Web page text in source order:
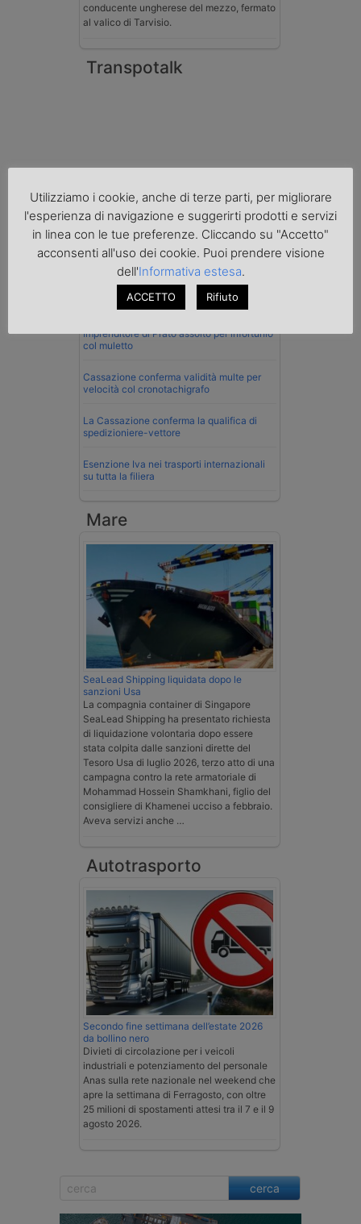
conducente ungherese del mezzo, fermato
al valico di Tarvisio.
Transpotalk
Normativa
sull’autotrasporto
Imprenditore di Prato assolto per infortunio
col muletto
Cassazione conferma validità multe per
velocità col cronotachigrafo
La Cassazione conferma la qualifica di
spedizioniere-vettore
Esenzione Iva nei trasporti internazionali
su tutta la filiera
Mare
SeaLead Shipping liquidata dopo le
sanzioni Usa
La compagnia container di Singapore
SeaLead Shipping ha presentato richiesta
di liquidazione volontaria dopo essere
stata colpita dalle sanzioni dirette del
Tesoro Usa di luglio 2026, terzo atto di una
campagna contro la rete armatoriale di
Mohammad Hossein Shamkhani, figlio del
consigliere di Khamenei ucciso a febbraio.
Aveva servizi anche …
Autotrasporto
Secondo fine settimana dell’estate 2026
da bollino nero
Divieti di circolazione per i veicoli
industriali e potenziamento del personale
Anas sulla rete nazionale nel weekend che
apre la settimana di Ferragosto, con oltre
25 milioni di spostamenti attesi tra il 7 e il 9
agosto 2026.
cerca
Utilizziamo i cookie, anche di terze parti, per migliorare
l'esperienza di navigazione e suggerirti prodotti e servizi
in linea con le tue preferenze. Cliccando su "Accetto"
acconsenti all'uso dei cookie. Puoi prendere visione
dell'Informativa estesa.
ACCETTO Rifiuto